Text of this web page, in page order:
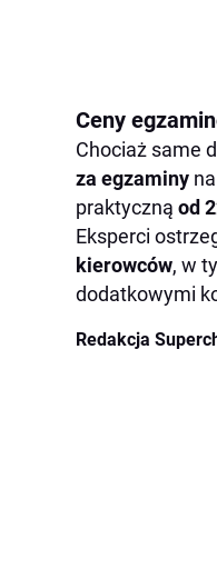
Ceny
Chociaż same
za egzaminy
praktyczną od
Eksperci
kierowców, w
dodatkowymi
Redakcja